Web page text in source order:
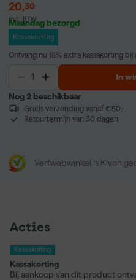
20,30
incl. BTW
Maandag bezorgd
Kassakorting
Ontvang nu 15% extra kassakorting
In
Nog 2 beschikbaar
Gratis verzending vanaf €50,-
Retourtermijn van 30 dagen
Verfwebwinkel is Kiyoh
Acties
Kassakorting
Kassakorting
Bij aankoop van dit product